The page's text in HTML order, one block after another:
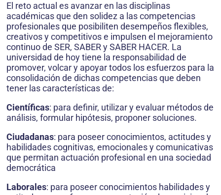
El reto actual es avanzar en las disciplinas
académicas que den solidez a las competencias
profesionales que posibiliten desempeños flexibles,
creativos y competitivos e impulsen el mejoramiento
continuo de SER, SABER y SABER HACER. La
universidad de hoy tiene la responsabilidad de
promover, volcar y apoyar todos los esfuerzos para la
consolidación de dichas competencias que deben
tener las características de:
Científicas: para definir, utilizar y evaluar métodos de
análisis, formular hipótesis, proponer soluciones.
Ciudadanas: para poseer conocimientos, actitudes y
habilidades cognitivas, emocionales y comunicativas
que permitan actuación profesional en una sociedad
democrática
Laborales: para poseer conocimientos habilidades y